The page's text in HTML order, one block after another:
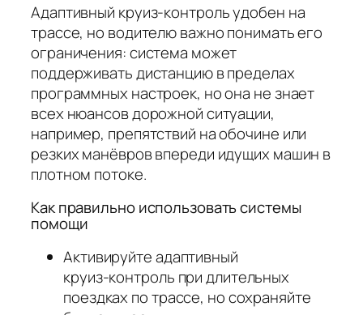
Адаптивный круиз‑контроль удобен на
трассе, но водителю важно понимать его
ограничения: система может
поддерживать дистанцию в пределах
программных настроек, но она не знает
всех нюансов дорожной ситуации,
например, препятствий на обочине или
резких манёвров впереди идущих машин в
плотном потоке.
Как правильно использовать системы
помощи
Активируйте адаптивный
круиз‑контроль при длительных
поездках по трассе, но сохраняйте